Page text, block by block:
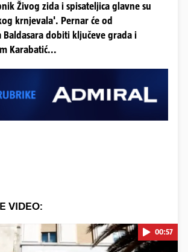
Živog zida i spisateljica glavne su
krnjevala'. Pernar će od
Baldasara dobiti ključeve grada i
Karabatić...
VIDEO:
00:57